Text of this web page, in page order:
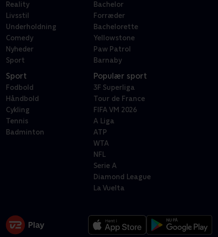
Reality
Livsstil
Underholdning
Comedy
Nyheder
Sport
Bachelor
Forræder
Bachelorette
Yellowstone
Paw Patrol
Barnaby
Sport
Fodbold
Håndbold
Cykling
Tennis
Badminton
Populær sport
3F Superliga
Tour de France
FIFA VM 2026
A Liga
ATP
WTA
NFL
Serie A
Diamond League
La Vuelta